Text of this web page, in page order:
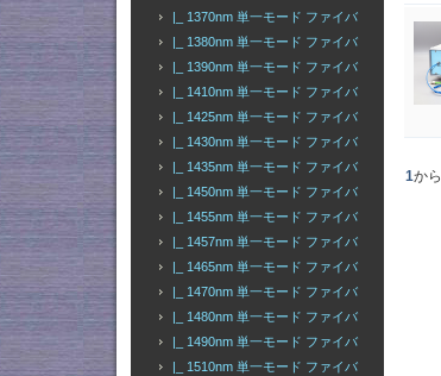
|_ 1370nm 単一モード ファイバ
|_ 1380nm 単一モード ファイバ
|_ 1390nm 単一モード ファイバ
|_ 1410nm 単一モード ファイバ
|_ 1425nm 単一モード ファイバ
|_ 1430nm 単一モード ファイバ
|_ 1435nm 単一モード ファイバ
|_ 1450nm 単一モード ファイバ
|_ 1455nm 単一モード ファイバ
|_ 1457nm 単一モード ファイバ
|_ 1465nm 単一モード ファイバ
|_ 1470nm 単一モード ファイバ
|_ 1480nm 単一モード ファイバ
|_ 1490nm 単一モード ファイバ
|_ 1510nm 単一モード ファイバ
1から